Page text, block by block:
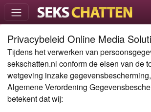
Privacybeleid Online Media
Tijdens het verwerken van
sekschatten.nl conform de eisen van de
wetgeving inzake
Algemene Verordening
betekent dat wij: